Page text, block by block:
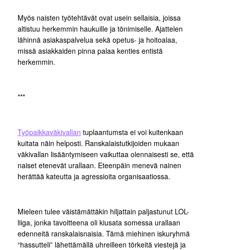
Myös naisten työtehtävät ovat usein sellaisia, joissa
altistuu herkemmin haukuille ja tönimiselle. Ajattelen
lähinnä asiakaspalvelua sekä opetus- ja hoitoalaa,
missä asiakkaiden pinna palaa kenties entistä
herkemmin.
***
Työpaikkaväkivallan tuplaantumsta ei voi kuitenkaan
kuitata näin helposti. Ranskalaistutkijoiden mukaan
väkivallan lisääntymiseen vaikuttaa olennaisesti se, että
naiset etenevät urallaan. Eteenpäin menevä nainen
herättää kateutta ja agressioita organisaatiossa.
Mieleen tulee väistämättäkin hiljattain paljastunut LOL-
liiga, jonka tavoitteena oli kiusata somessa urallaan
edenneitä ranskalaisnaisia. Tämä miehinen iskuryhmä
“hassutteli” lähettämällä uhreilleen törkeitä viestejä ja